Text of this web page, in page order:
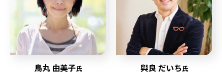
鳥丸 由美子氏 與良 だいち氏